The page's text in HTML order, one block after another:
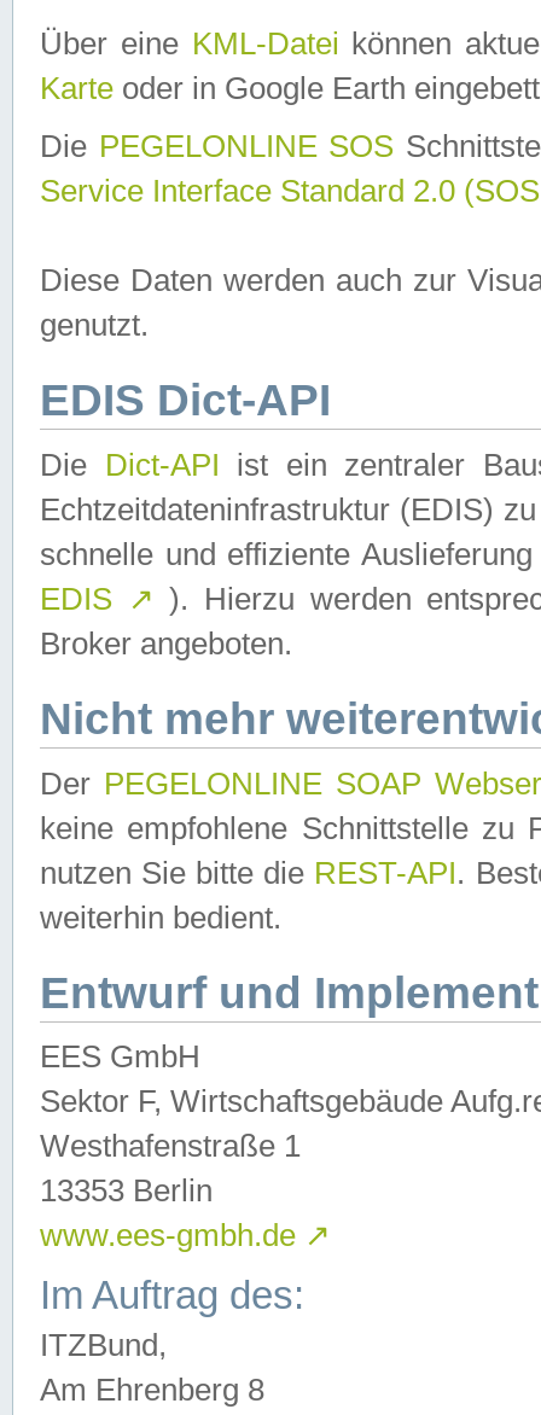
Über eine KML-Datei können
Karte oder in Google Earth
Die PEGELONLINE SOS
Service Interface Standard 2.0
Diese Daten werden auch zur
genutzt.
EDIS Dict-API
Die Dict-API ist ein zentraler
Echtzeitdateninfrastruktur (EDIS)
schnelle und effiziente
EDIS ↗ ). Hierzu werden
Broker angeboten.
Nicht mehr
Der PEGELONLINE SOAP
keine empfohlene Schnittstelle zu
nutzen Sie bitte die REST-API.
weiterhin bedient.
Entwurf und
EES GmbH
Sektor F, Wirtschaftsgebäude
Westhafenstraße 1
13353 Berlin
www.ees-gmbh.de ↗
Im Auftrag des:
ITZBund,
Am Ehrenberg 8